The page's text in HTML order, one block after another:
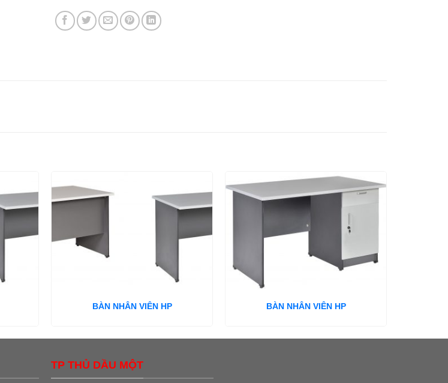
BÀN NHÂN VIÊN HP BÀN NHÂN VIÊN HP
TP THỦ DẦU MỘT